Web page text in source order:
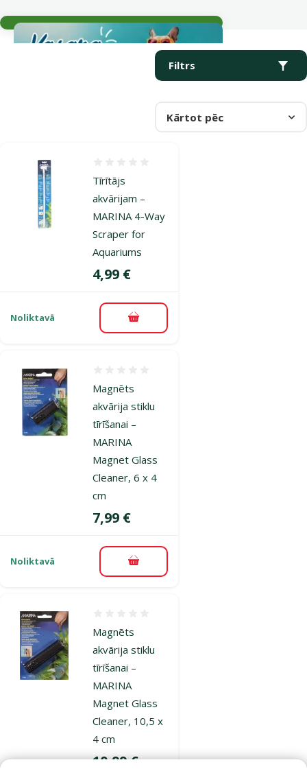
Filtrs
Kārtot pēc
Tīrītājs
akvārijam –
MARINA 4-Way
Scraper for
Aquariums
Cena
4,99 €
Noliktavā Pievienot grozam
Magnēts
akvārija stiklu
tīrīšanai –
MARINA
Magnet Glass
Cleaner, 6 x 4
cm
Cena
7,99 €
Noliktavā Pievienot grozam
Magnēts
akvārija stiklu
tīrīšanai –
MARINA
Magnet Glass
Cleaner, 10,5 x
4 cm
Cena
10,99 €